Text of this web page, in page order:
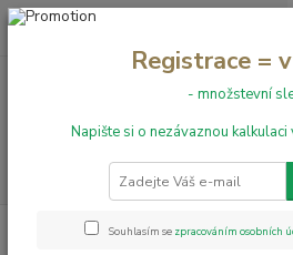
+420 731 199 591
Obvodové lišty Obvodové lišty k
Registrace =
- množstevní
Napište si o nezávaznou
Souhlasím se zpracováním osobních